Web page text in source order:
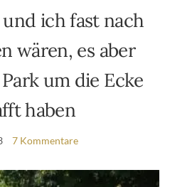
ich fast nach
wären, es aber
um die Ecke
haben
7 Kommentare